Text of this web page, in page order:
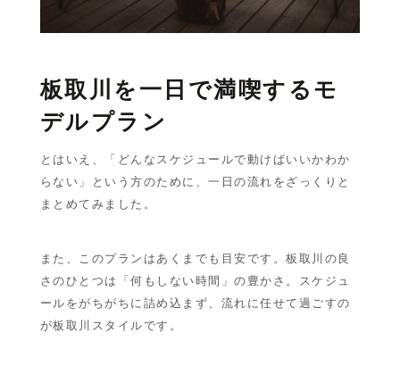
板取川を一日で満喫するモ
デルプラン
とはいえ、「どんなスケジュールで動けばいいかわか
らない」という方のために、一日の流れをざっくりと
まとめてみました。
また、このプランはあくまでも目安です。板取川の良
さのひとつは「何もしない時間」の豊かさ。スケジュ
ールをがちがちに詰め込まず、流れに任せて過ごすの
が板取川スタイルです。